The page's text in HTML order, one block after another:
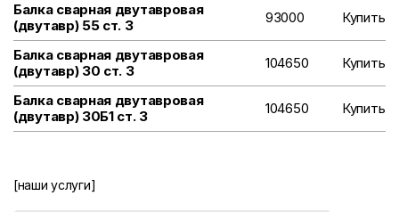
Балка сварная двутавровая
(двутавр) 55 ст. 3
93000 Купить
Балка сварная двутавровая
(двутавр) 30 ст. 3
104650 Купить
Балка сварная двутавровая
(двутавр) 30Б1 ст. 3
104650 Купить
[наши услуги]